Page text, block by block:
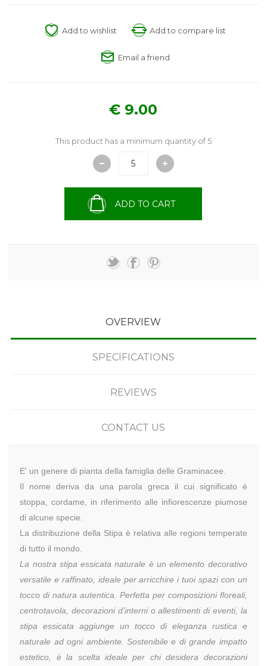
Add to wishlist Add to compare list
Email a friend
€ 9.00
This product has a minimum quantity of 5
ADD TO CART
OVERVIEW
SPECIFICATIONS
REVIEWS
CONTACT US
E' un genere di pianta della famiglia delle Graminacee.
Il nome deriva da una parola greca il cui significato è
stoppa, cordame, in riferimento alle infiorescenze piumose
di alcune specie.
La distribuzione della Stipa è relativa alle regioni temperate
di tutto il mondo.
La nostra stipa essicata naturale è un elemento decorativo
versatile e raffinato, ideale per arricchire i tuoi spazi con un
tocco di natura autentica. Perfetta per composizioni floreali,
centrotavola, decorazioni d’interni o allestimenti di eventi, la
stipa essicata aggiunge un tocco di eleganza rustica e
naturale ad ogni ambiente. Sostenibile e di grande impatto
estetico, è la scelta ideale per chi desidera decorazioni